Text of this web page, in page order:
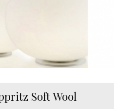
Soft Wool